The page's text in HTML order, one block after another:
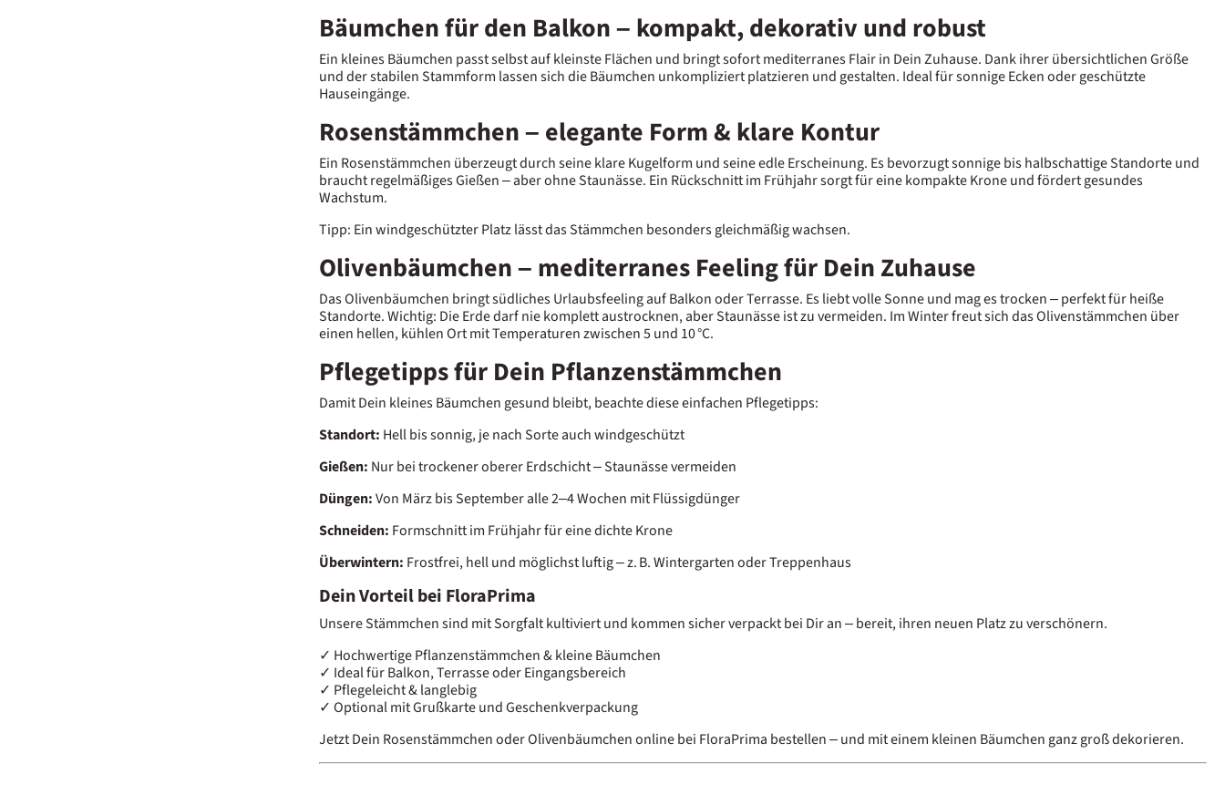
Bäumchen für den Balkon – kompakt, dekorativ und robust
Ein kleines Bäumchen passt selbst auf kleinste Flächen und bringt sofort mediterranes Flair in Dein Zuhause. Dank ihrer übersichtlichen Größe
und der stabilen Stammform lassen sich die Bäumchen unkompliziert platzieren und gestalten. Ideal für sonnige Ecken oder geschützte
Hauseingänge.
Rosenstämmchen – elegante Form & klare Kontur
Ein Rosenstämmchen überzeugt durch seine klare Kugelform und seine edle Erscheinung. Es bevorzugt sonnige bis halbschattige Standorte und
braucht regelmäßiges Gießen – aber ohne Staunässe. Ein Rückschnitt im Frühjahr sorgt für eine kompakte Krone und fördert gesundes
Wachstum.
Tipp: Ein windgeschützter Platz lässt das Stämmchen besonders gleichmäßig wachsen.
Olivenbäumchen – mediterranes Feeling für Dein Zuhause
Das Olivenbäumchen bringt südliches Urlaubsfeeling auf Balkon oder Terrasse. Es liebt volle Sonne und mag es trocken – perfekt für heiße
Standorte. Wichtig: Die Erde darf nie komplett austrocknen, aber Staunässe ist zu vermeiden. Im Winter freut sich das Olivenstämmchen über
einen hellen, kühlen Ort mit Temperaturen zwischen 5 und 10 °C.
Pflegetipps für Dein Pflanzenstämmchen
Damit Dein kleines Bäumchen gesund bleibt, beachte diese einfachen Pflegetipps:
Standort: Hell bis sonnig, je nach Sorte auch windgeschützt
Gießen: Nur bei trockener oberer Erdschicht – Staunässe vermeiden
Düngen:Von März bis September alle 2–4 Wochen mit Flüssigdünger
Schneiden: Formschnitt im Frühjahr für eine dichte Krone
Überwintern: Frostfrei, hell und möglichst luftig – z. B. Wintergarten oder Treppenhaus
Dein Vorteil bei FloraPrima
Unsere Stämmchen sind mit Sorgfalt kultiviert und kommen sicher verpackt bei Dir an – bereit, ihren neuen Platz zu verschönern.
✓ Hochwertige Pflanzenstämmchen & kleine Bäumchen
✓ Ideal für Balkon, Terrasse oder Eingangsbereich
✓ Pflegeleicht & langlebig
✓ Optional mit Grußkarte und Geschenkverpackung
Jetzt Dein Rosenstämmchen oder Olivenbäumchen online bei FloraPrima bestellen – und mit einem kleinen Bäumchen ganz groß dekorieren.